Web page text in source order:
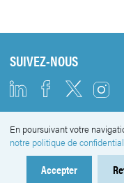
SUIVEZ-NOUS
NEWSLETTER
En poursuivant votre
notre politique de
Accepter